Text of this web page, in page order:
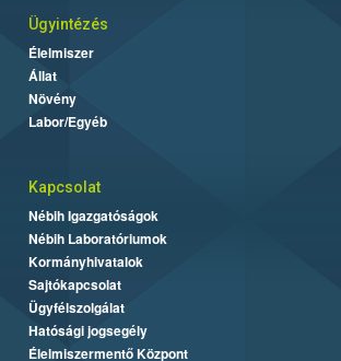
Ügyintézés
Élelmiszer
Állat
Növény
Labor/Egyéb
Kapcsolat
Nébih Igazgatóságok
Nébih Laboratóriumok
Kormányhivatalok
Sajtókapcsolat
Ügyfélszolgálat
Hatósági jogsegély
Élelmiszermentő Központ